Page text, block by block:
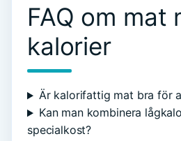
FAQ om mat
kalorier
Är kalorifattig mat bra för
Kan man kombinera
specialkost?